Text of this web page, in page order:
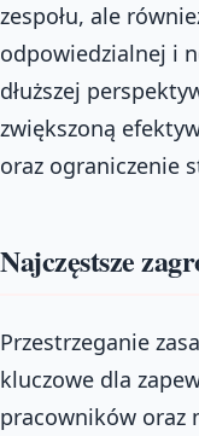
zespołu, ale
odpowiedzialnej i
dłuższej
zwiększoną
oraz ograniczenie
Najczęstsze
Przestrzeganie
kluczowe dla
pracowników oraz